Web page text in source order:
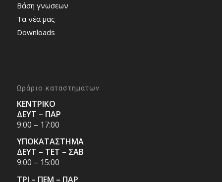
Bάση γνωσεων
Τα νέα μας
Downloads
Ωράριο καταστημάτων
ΚΕΝΤΡΙΚΟ
ΔΕΥΤ – ΠΑΡ
9:00 – 17:00
ΥΠΟΚΑΤΑΣΤΗΜΑ
ΔΕΥΤ – ΤΕΤ – ΣΑΒ
9:00 – 15:00
ΤΡΙ – ΠΕΜ – ΠΑΡ